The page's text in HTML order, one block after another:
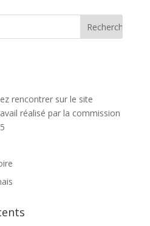
rencontrer sur le site
réalisé par la commission